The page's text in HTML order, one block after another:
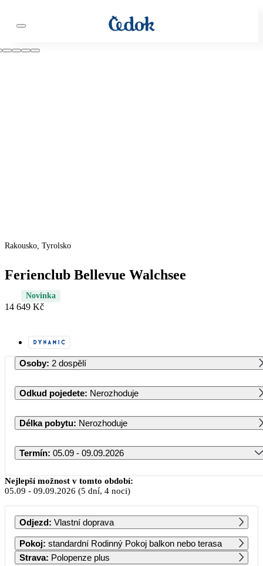
Rakousko, Tyrolsko
Ferienclub Bellevue Walchsee
Novinka
14 649 Kč
Osoby: 2 dospělí
Odkud pojedete: Nerozhoduje
Délka pobytu: Nerozhoduje
Termín: 05.09 - 09.09.2026
Září 2026
PO ÚT ST ČT PÁ SO NE
1 2
27 389
3 4 5
14 649
6
14 649
Nejlepší možnost v tomto období:
05.09 - 09.09.2026 (5 dní, 4 noci)
Odjezd: Vlastní doprava
Pokoj: standardní Rodinný Pokoj balkon nebo terasa
Strava: Polopenze plus